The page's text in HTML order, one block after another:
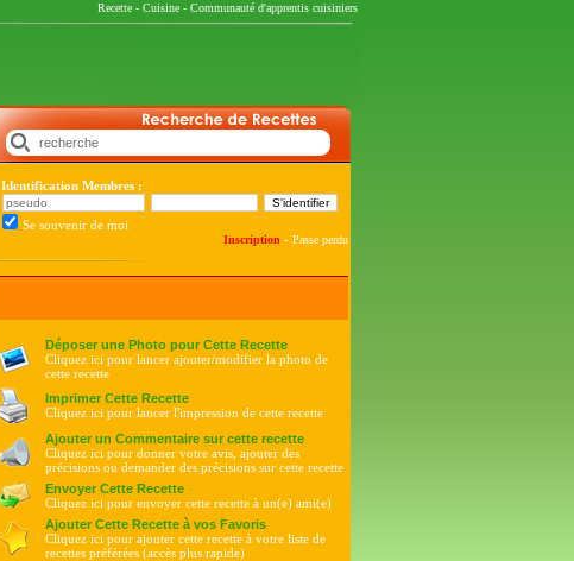
Recette - Cuisine - Communauté d'apprentis cuisiniers
Identification Membres :
Se souvenir de moi
Inscription - Passe perdu
Déposer une Photo pour Cette Recette
Cliquez ici pour lancer ajouter/modifier la photo de
cette recette
Imprimer Cette Recette
Cliquez ici pour lancer l'impression de cette recette
Ajouter un Commentaire sur cette recette
Cliquez ici pour donner votre avis, ajouter des
précisions ou demander des précisions sur cette recette
Envoyer Cette Recette
Cliquez ici pour envoyer cette recette à un(e) ami(e)
Ajouter Cette Recette à vos Favoris
Cliquez ici pour ajouter cette recette à votre liste de
recettes préférées (accès plus rapide)